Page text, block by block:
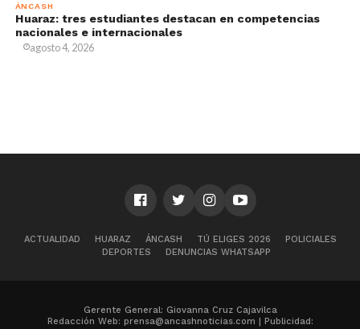
ÁNCASH
Huaraz: tres estudiantes destacan en competencias
nacionales e internacionales
agosto 4, 2026
ACTUALIDAD HUARAZ ÁNCASH TÚ ELIGES 2026
POLICIALES
DEPORTES
DENUNCIAS WHATSAPP
Gerente General: Giovanna Cruz Cajavilca
Redacción Web: prensa@ancashnoticias.com | Publicidad: